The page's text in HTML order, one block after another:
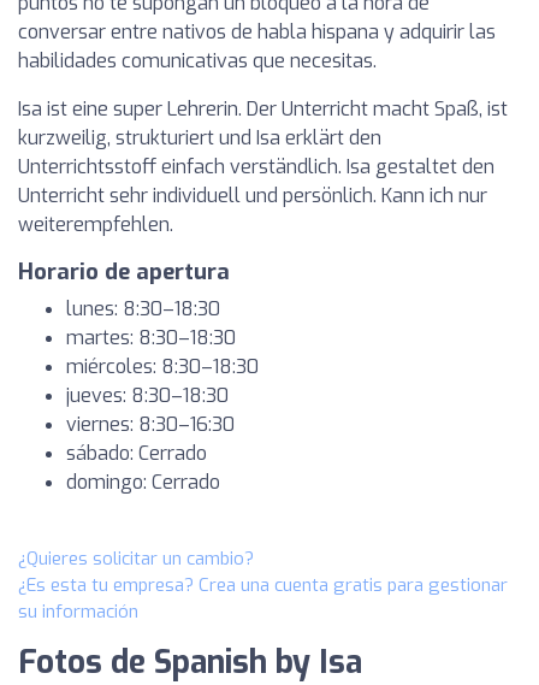
conversar entre nativos de habla hispana y adquirir las
habilidades comunicativas que necesitas.
Isa ist eine super Lehrerin. Der Unterricht macht Spaß, ist
kurzweilig, strukturiert und Isa erklärt den
Unterrichtsstoff einfach verständlich. Isa gestaltet den
Unterricht sehr individuell und persönlich. Kann ich nur
weiterempfehlen.
Horario de apertura
lunes: 8:30–18:30
martes: 8:30–18:30
miércoles: 8:30–18:30
jueves: 8:30–18:30
viernes: 8:30–16:30
sábado: Cerrado
domingo: Cerrado
¿Quieres solicitar un cambio?
¿Es esta tu empresa? Crea una cuenta gratis para gestionar
su información
Fotos de Spanish by Isa